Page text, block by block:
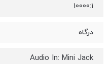
10000:1
درگاه
Audio In: Mini Jack